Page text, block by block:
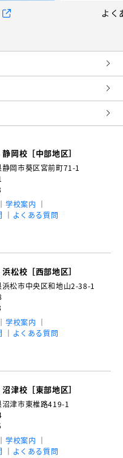
よく
静岡校［中部地区］
静岡市葵区宮前町71-1
学校案内
よくある質問
浜松校［西部地区］
浜松市中央区和地山2-38-1
学校案内
よくある質問
沼津校［東部地区］
沼津市東椎路419-1
学校案内
よくある質問